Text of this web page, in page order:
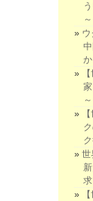
～
ウ
か
～
世
求